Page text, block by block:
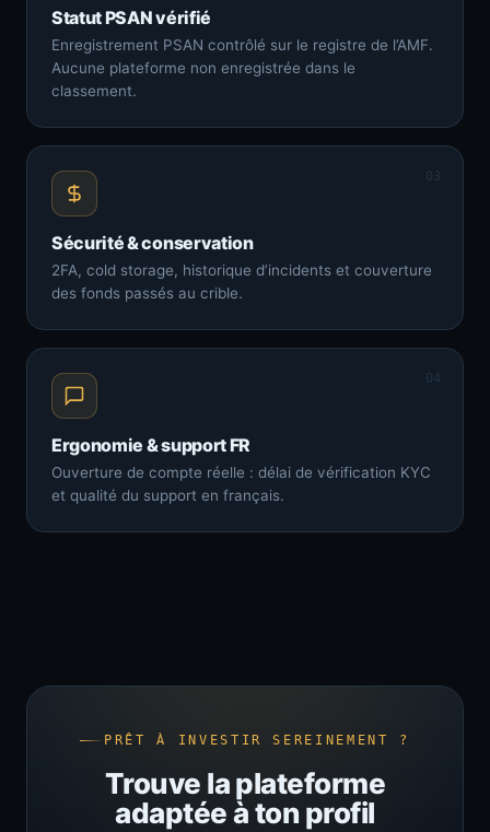
Statut PSAN vérifié
Enregistrement PSAN contrôlé sur le registre de l’AMF.
Aucune plateforme non enregistrée dans le
classement.
03
Sécurité & conservation
2FA, cold storage, historique d’incidents et couverture
des fonds passés au crible.
04
Ergonomie & support FR
Ouverture de compte réelle : délai de vérification KYC
et qualité du support en français.
PRÊT À INVESTIR SEREINEMENT ?
Trouve la plateforme
adaptée à ton profil